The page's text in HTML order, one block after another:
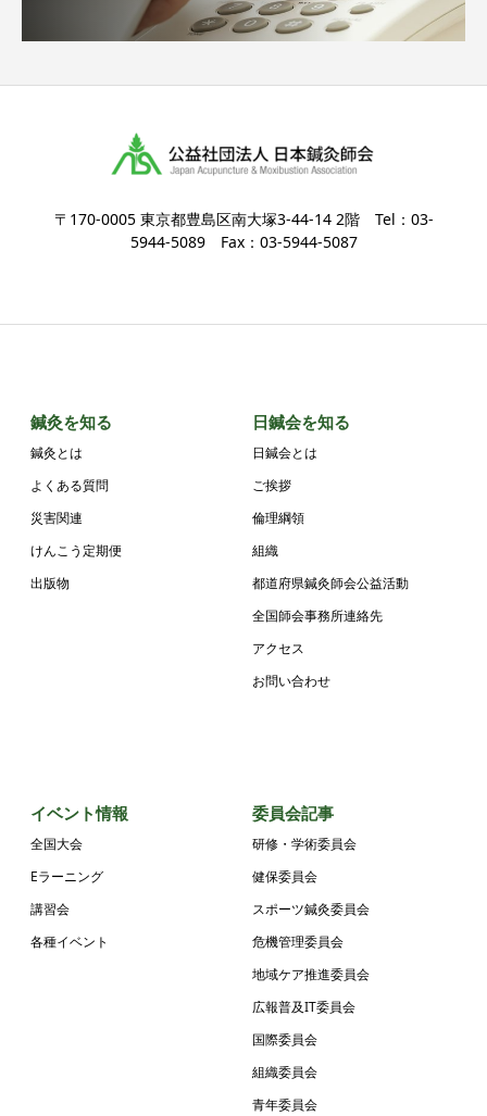
〒170-0005 東京都豊島区南大塚3-44-14 2階 Tel：03-
5944-5089 Fax：03-5944-5087
鍼灸を知る
鍼灸とは
よくある質問
災害関連
けんこう定期便
出版物
日鍼会を知る
日鍼会とは
ご挨拶
倫理綱領
組織
都道府県鍼灸師会公益活動
全国師会事務所連絡先
アクセス
お問い合わせ
イベント情報
全国大会
Eラーニング
講習会
各種イベント
委員会記事
研修・学術委員会
健保委員会
スポーツ鍼灸委員会
危機管理委員会
地域ケア推進委員会
広報普及IT委員会
国際委員会
組織委員会
青年委員会